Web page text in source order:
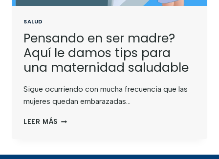
SALUD
Pensando en ser madre?
Aquí le damos tips para
una maternidad saludable
Sigue ocurriendo con mucha frecuencia que las
mujeres quedan embarazadas…
LEER MÁS